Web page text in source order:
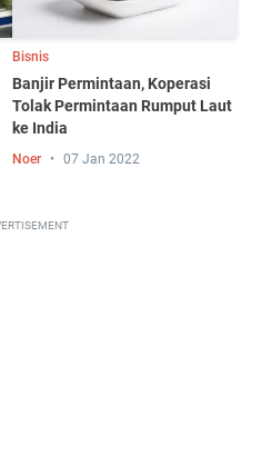
Bisnis
Banjir Permintaan, Koperasi
Tolak Permintaan Rumput Laut
ke India
Noer 07 Jan 2022